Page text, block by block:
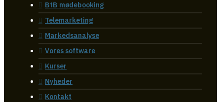
BtB mødebooking
Telemarketing
Markedsanalyse
Vores software
Kurser
Nyheder
Kontakt